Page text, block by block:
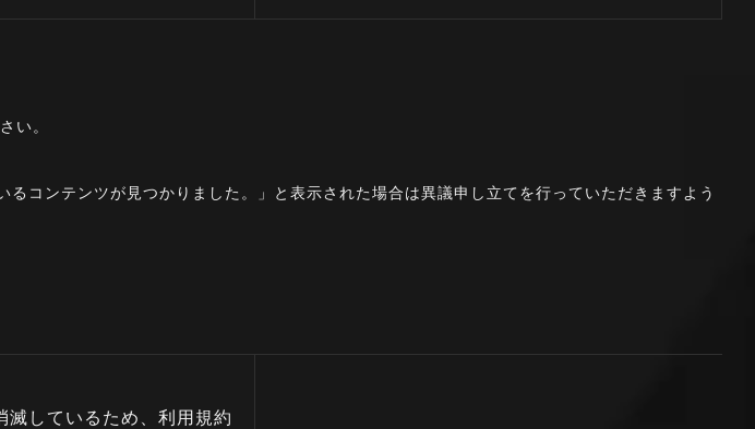
い。
コンテンツが見つかりました。」と表示された場合は異議申し立てを行っていただきますよう
滅しているため、利用規約